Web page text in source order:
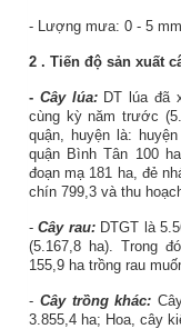
- Lượng mưa: 0 - 5 mm
2 . Tiến độ sản xuất
- Cây lúa: DT lúa đã
cùng kỳ năm trước
quận, huyện là:
quận Bình Tân 100
đoạn mạ 181 ha, đẻ
chín 799,3 và thu
-Cây rau:DTGT là
(5.167,8 ha). Trong
155,9 ha trồng rau
- Cây trồng khác:
3.855,4 ha; Hoa, cây